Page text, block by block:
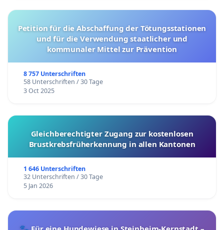
Petition für die Abschaffung der Tötungsstationen
und für die Verwendung staatlicher und
kommunaler Mittel zur Prävention
8 757 Unterschriften
58 Unterschriften / 30 Tage
3 Oct 2025
Gleichberechtigter Zugang zur kostenlosen
Brustkrebsfrüherkennung in allen Kantonen
1 646 Unterschriften
32 Unterschriften / 30 Tage
5 Jan 2026